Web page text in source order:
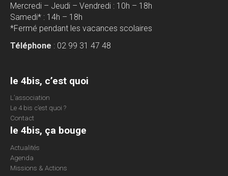
Mercredi – Jeudi – Vendredi : 10h – 18h
Samedi* : 14h – 18h
*Fermé pendant les vacances scolaires
Téléphone : 02 99 31 47 48
le 4bis, c’est quoi
L’association
Le 4 bis c’est quoi ?
Contact
le 4bis, ça bouge
Actualités
Agenda
Missions & Actions